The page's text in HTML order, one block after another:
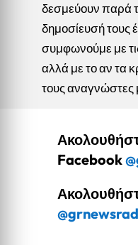
δεσμεύουν παρά
δημοσίευσή τους
συμφωνούμε με
αλλά με το αν τα
τους αναγνώστες
Facebook